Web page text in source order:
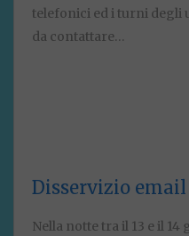
telefonici ed i turni degli
da contattare…
Disservizio email
Nella notte tra il 13 e il